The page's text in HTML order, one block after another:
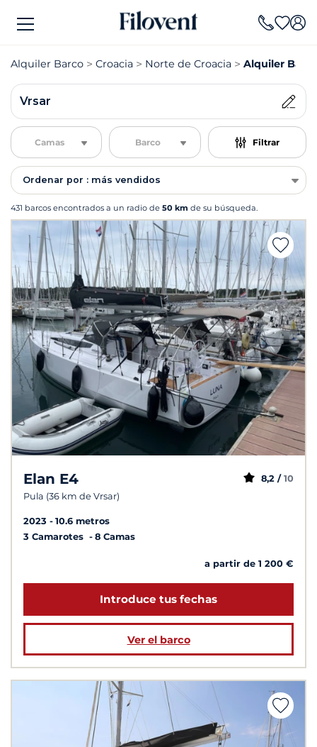
Alquiler Barco Croacia Norte de Croacia Alquiler
Vrsar
Camas Barco Filtrar
Ordenar por : más vendidos
431 barcos encontrados a un radio de 50 km de su búsqueda.
Elan E4
Pula (36 km de Vrsar)
8,2 / 10
2023
10.6 metros
3 Camarotes
8 Camas
a partir de 1 200 €
Introduce tus fechas
Ver el barco